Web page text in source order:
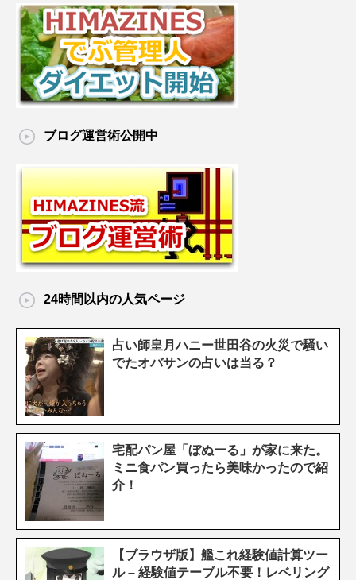
ブログ運営術公開中
24時間以内の人気ページ
占い師皇月ハニー世田谷の火災で騒い
でたオバサンの占いは当る？
宅配パン屋「ぼぬーる」が家に来た。
ミニ食パン買ったら美味かったので紹
介！
【ブラウザ版】艦これ経験値計算ツー
ル – 経験値テーブル不要！レベリング